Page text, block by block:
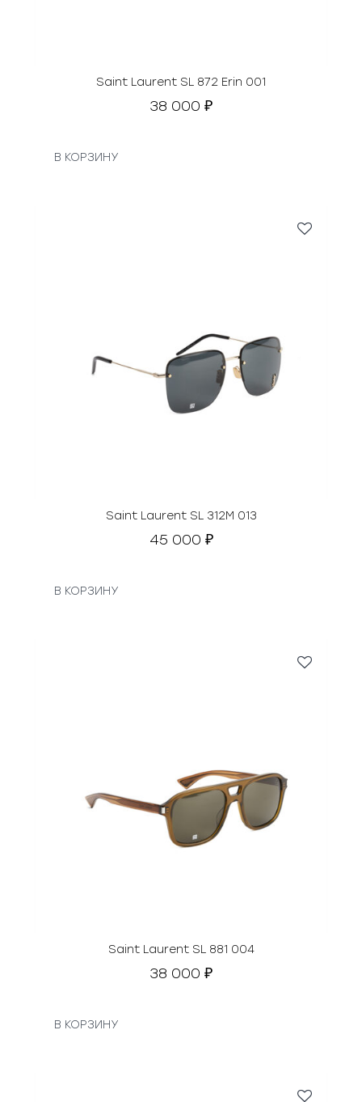
Saint Laurent SL 872 Erin 001
38 000 ₽
В КОРЗИНУ
Saint Laurent SL 312М 013
45 000 ₽
В КОРЗИНУ
Saint Laurent SL 881 004
38 000 ₽
В КОРЗИНУ